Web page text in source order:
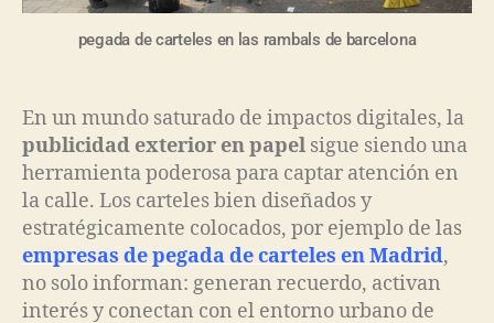
pegada de carteles en las rambals de barcelona
En un mundo saturado de impactos digitales, la
publicidad exterior en papel sigue siendo una
herramienta poderosa para captar atención en
la calle. Los carteles bien diseñados y
estratégicamente colocados, por ejemplo de las
empresas de pegada de carteles en Madrid,
no solo informan: generan recuerdo, activan
interés y conectan con el entorno urbano de